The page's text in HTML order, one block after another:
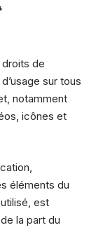
de
sur tous
notamment
icônes et
éléments du
est
la part du